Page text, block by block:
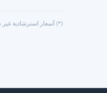
(*) أسعار استرشادية غير